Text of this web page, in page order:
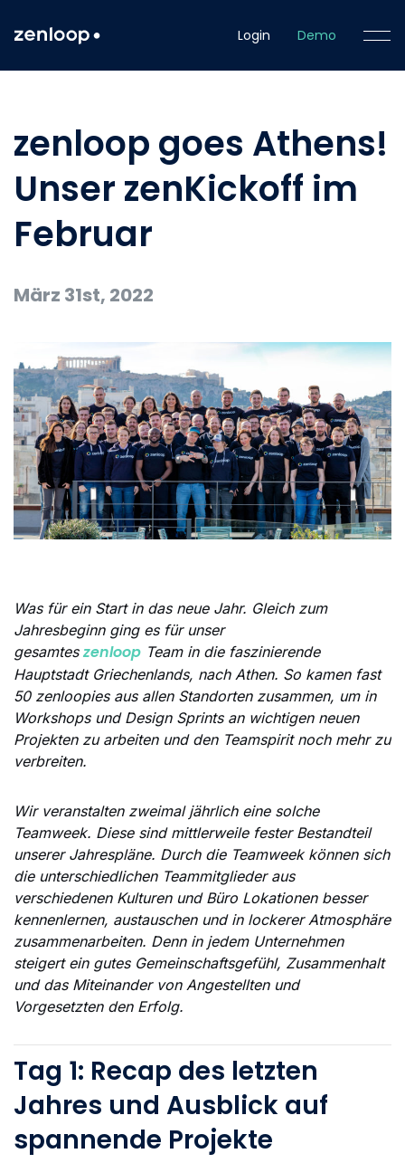
Login Demo
zenloop goes Athens!
Unser zenKickoff im
Februar
März 31st, 2022
Was für ein Start in das neue Jahr. Gleich zum
Jahresbeginn ging es für unser
gesamtes zenloop Team in die faszinierende
Hauptstadt Griechenlands, nach Athen. So kamen fast
50 zenloopies aus allen Standorten zusammen, um in
Workshops und Design Sprints an wichtigen neuen
Projekten zu arbeiten und den Teamspirit noch mehr zu
verbreiten.
Wir veranstalten zweimal jährlich eine solche
Teamweek. Diese sind mittlerweile fester Bestandteil
unserer Jahrespläne. Durch die Teamweek können sich
die unterschiedlichen Teammitglieder aus
verschiedenen Kulturen und Büro Lokationen besser
kennenlernen, austauschen und in lockerer Atmosphäre
zusammenarbeiten. Denn in jedem Unternehmen
steigert ein gutes Gemeinschaftsgefühl, Zusammenhalt
und das Miteinander von Angestellten und
Vorgesetzten den Erfolg.
Tag 1: Recap des letzten
Jahres und Ausblick auf
spannende Projekte